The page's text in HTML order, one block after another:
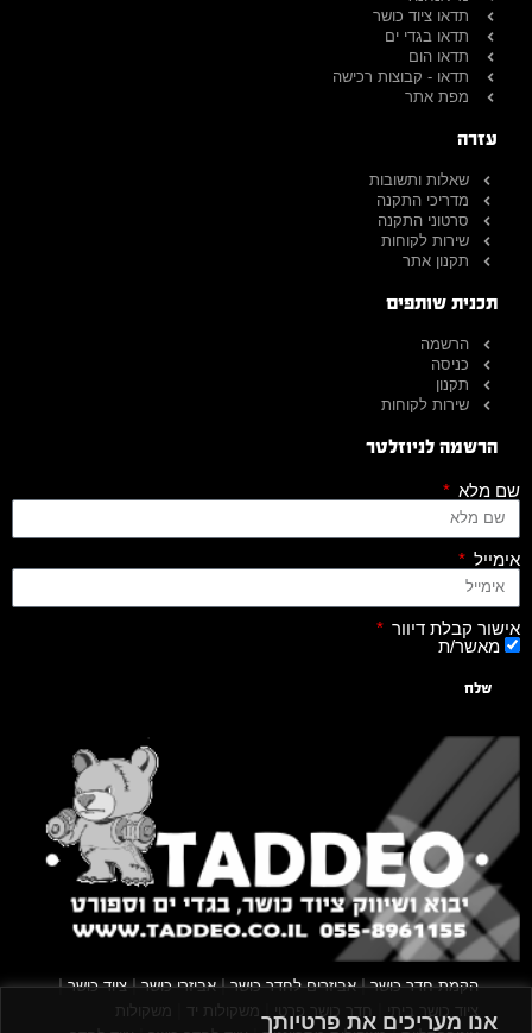
אנו מעריכים את פרטיותך
תדאו ציוד כושר
תדאו בגדי ים
תדאו הום
תדאו - קבוצות רכישה
מפת אתר
עזרה
שאלות ותשובות
מדריכי התקנה
סרטוני התקנה
שירות לקוחות
תקנון אתר
תכנית שותפים
הרשמה
כניסה
תקנון
שירות לקוחות
הרשמה לניוזלטר
שם מלא
אימייל
אישור קבלת דיוור
מאשר/ת
שלח
הקמת חדר כושר|אביזרים לחדר כושר|אביזרי כושר|ציוד כושר|
ציוד כושר ביתי חדר כושר פרטי משקולות יד
משקולות